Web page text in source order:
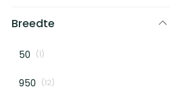
Breedte
50 (1)
950 (12)